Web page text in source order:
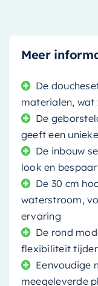
Meer
De
materialen, wat
De
geeft een
De inbouw
look en
De 30 cm
waterstroom,
ervaring
De rond
flexibiliteit
Eenvoudige
meegeleverde